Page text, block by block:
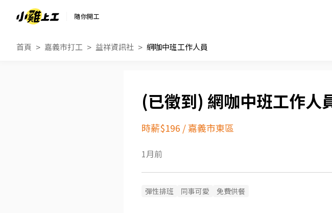
隨你開工
首頁 嘉義市打工 益祥資訊社 網咖中班工作人員
網咖中班工作人
時薪$196 /嘉義市東區
1月前
彈性排班 同事可愛 免費供餐